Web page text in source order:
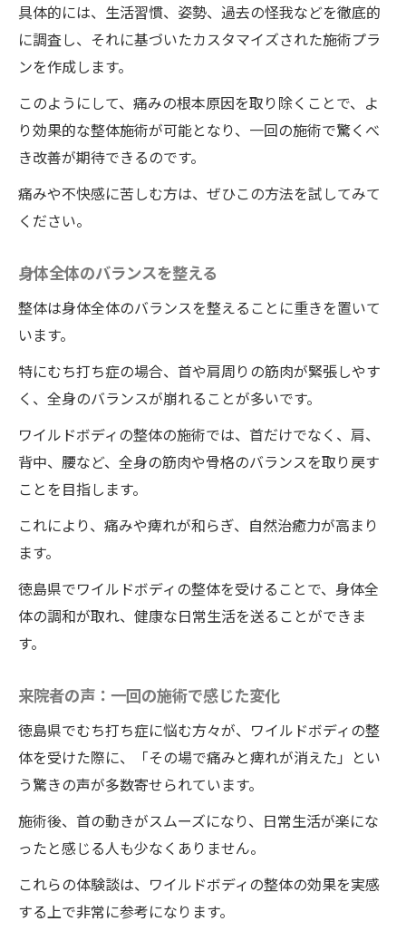
具体的には、生活習慣、姿勢、過去の怪我などを徹底的
に調査し、それに基づいたカスタマイズされた施術プラ
ンを作成します。
このようにして、痛みの根本原因を取り除くことで、よ
り効果的な整体施術が可能となり、一回の施術で驚くべ
き改善が期待できるのです。
痛みや不快感に苦しむ方は、ぜひこの方法を試してみて
ください。
身体全体のバランスを整える
整体は身体全体のバランスを整えることに重きを置いて
います。
特にむち打ち症の場合、首や肩周りの筋肉が緊張しやす
く、全身のバランスが崩れることが多いです。
ワイルドボディの整体の施術では、首だけでなく、肩、
背中、腰など、全身の筋肉や骨格のバランスを取り戻す
ことを目指します。
これにより、痛みや痺れが和らぎ、自然治癒力が高まり
ます。
徳島県でワイルドボディの整体を受けることで、身体全
体の調和が取れ、健康な日常生活を送ることができま
す。
来院者の声：一回の施術で感じた変化
徳島県でむち打ち症に悩む方々が、ワイルドボディの整
体を受けた際に、「その場で痛みと痺れが消えた」とい
う驚きの声が多数寄せられています。
施術後、首の動きがスムーズになり、日常生活が楽にな
ったと感じる人も少なくありません。
これらの体験談は、ワイルドボディの整体の効果を実感
する上で非常に参考になります。